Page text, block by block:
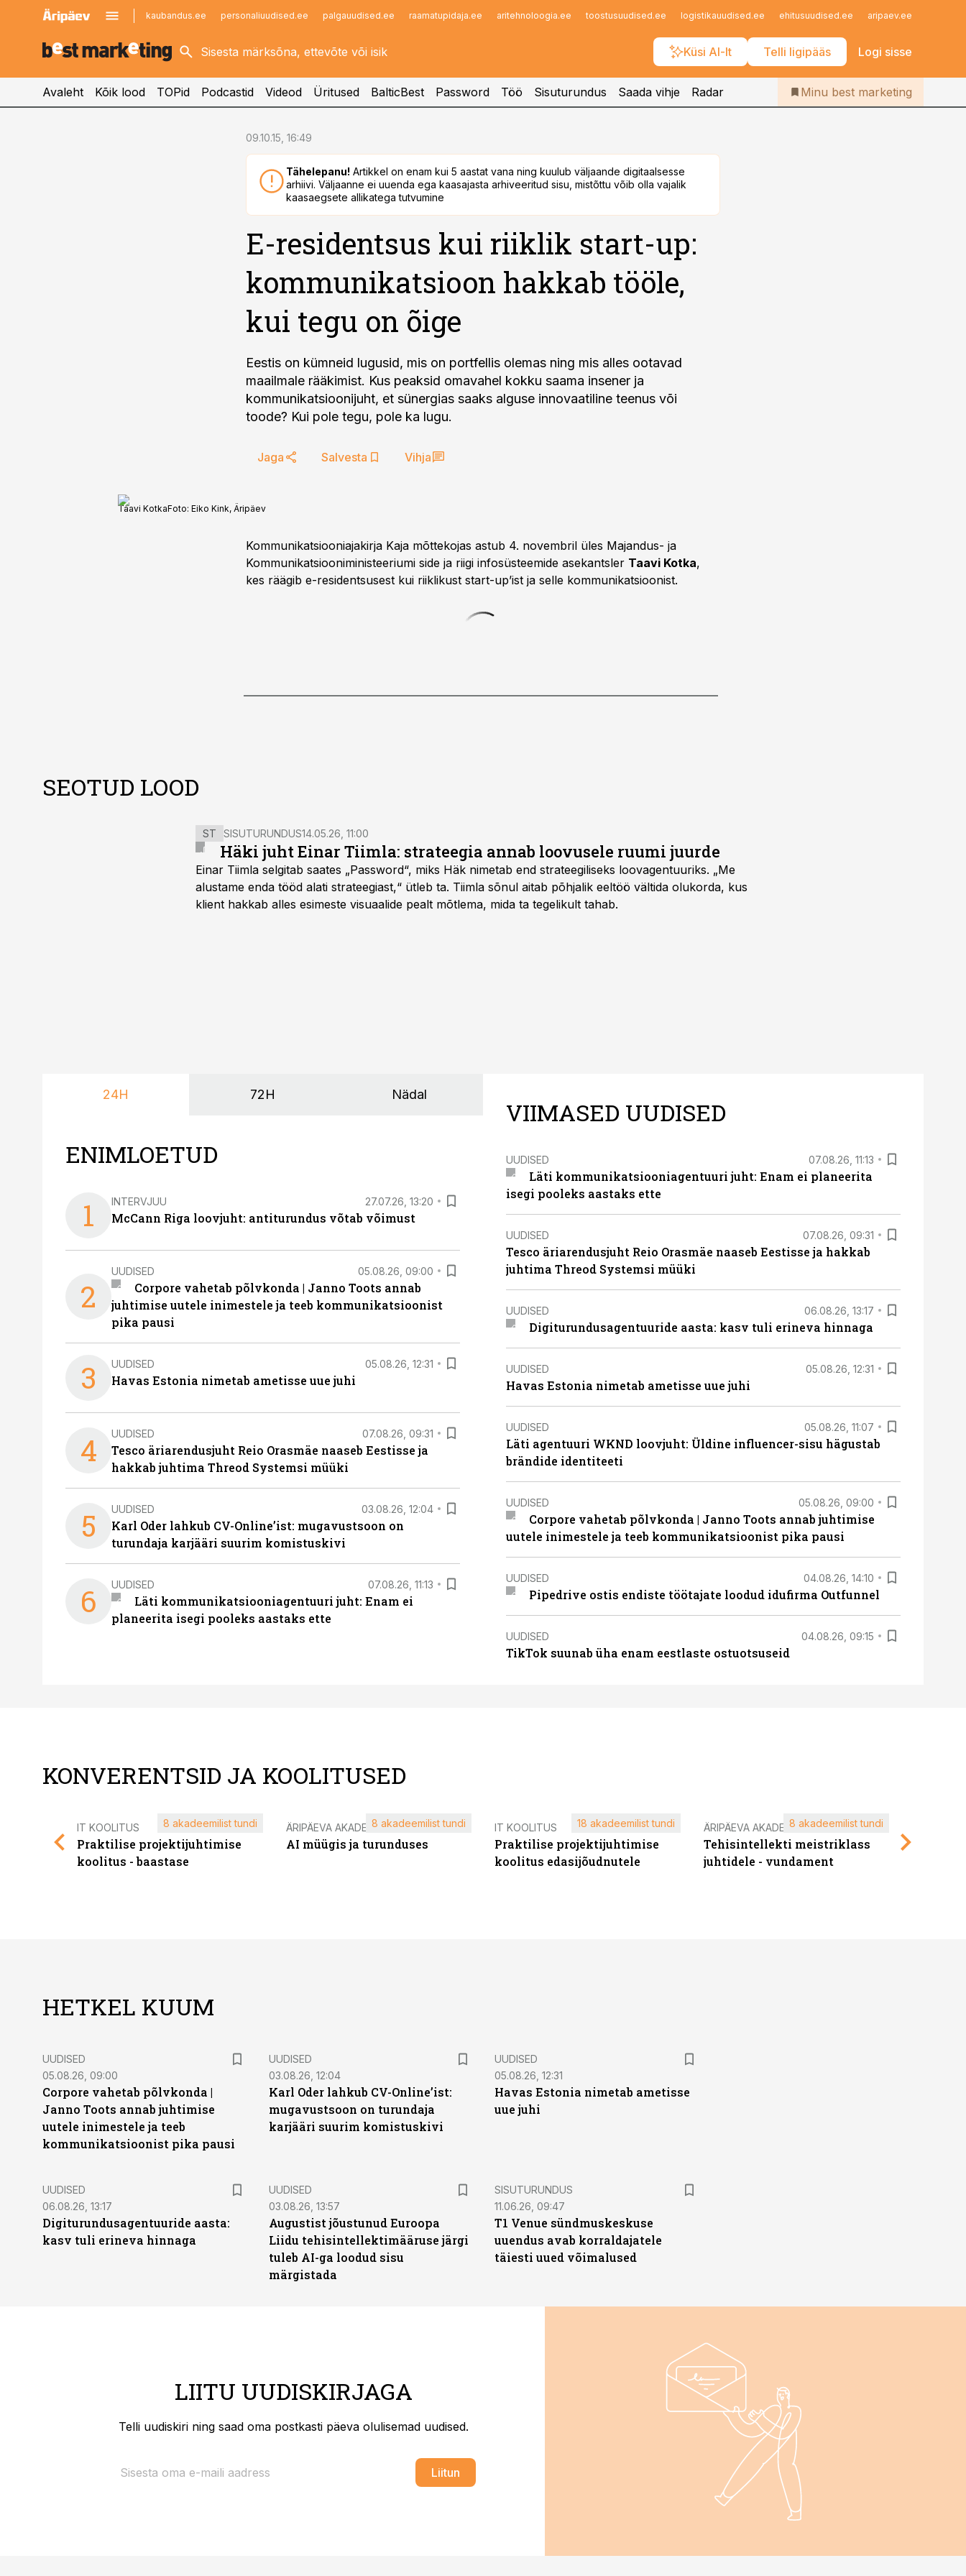
kaubandus.ee personaliuudised.ee palgauudised.ee raamatupidaja.ee aritehnoloogia.ee toostusuudised.ee logistikauudised.ee ehitusuudised.ee aripaev.ee
Küsi AI-lt Telli ligipääs Logi sisse
kinnisvarauudised.ee
logistikauudised.ee
imelineajalugu.ee
Infopank
Iseteenindus
Telli Bestmarketing
Avaleht Kõik lood TOPid Podcastid Videod Üritused BalticBest Password Töö Sisuturundus Saada vihje Radar Minu best marketing
09.10.15, 16:49
Tähelepanu! Artikkel on enam kui 5 aastat vana ning kuulub väljaande digitaalsesse
arhiivi. Väljaanne ei uuenda ega kaasajasta arhiveeritud sisu, mistõttu võib olla vajalik
kaasaegsete allikatega tutvumine
E-residentsus kui riiklik start-up:
kommunikatsioon hakkab tööle,
kui tegu on õige
Eestis on kümneid lugusid, mis on portfellis olemas ning mis alles ootavad
maailmale rääkimist. Kus peaksid omavahel kokku saama insener ja
kommunikatsioonijuht, et sünergias saaks alguse innovaatiline teenus või
toode? Kui pole tegu, pole ka lugu.
Jaga Salvesta Vihja
Taavi KotkaFoto: Eiko Kink, Äripäev
Kommunikatsiooniajakirja Kaja mõttekojas astub 4. novembril üles Majandus- ja
Kommunikatsiooniministeeriumi side ja riigi infosüsteemide asekantsler Taavi Kotka,
kes räägib e-residentsusest kui riiklikust start-up’ist ja selle kommunikatsioonist.
SEOTUD LOOD
ST SISUTURUNDUS14.05.26, 11:00
Häki juht Einar Tiimla: strateegia annab loovusele ruumi juurde
Einar Tiimla selgitab saates „Password“, miks Häk nimetab end strateegiliseks loovagentuuriks. „Me
alustame enda tööd alati strateegiast,“ ütleb ta. Tiimla sõnul aitab põhjalik eeltöö vältida olukorda, kus
klient hakkab alles esimeste visuaalide pealt mõtlema, mida ta tegelikult tahab.
24H 72H Nädal
ENIMLOETUD
1 INTERVJUU 27.07.26, 13:20
McCann Riga loovjuht: antiturundus võtab võimust
2
UUDISED 05.08.26, 09:00
Corpore vahetab põlvkonda | Janno Toots annab
juhtimise uutele inimestele ja teeb kommunikatsioonist
pika pausi
3 UUDISED 05.08.26, 12:31
Havas Estonia nimetab ametisse uue juhi
4 UUDISED 07.08.26, 09:31
Tesco äriarendusjuht Reio Orasmäe naaseb Eestisse ja
hakkab juhtima Threod Systemsi müüki
5 UUDISED 03.08.26, 12:04
Karl Oder lahkub CV-Online’ist: mugavustsoon on
turundaja karjääri suurim komistuskivi
6 UUDISED 07.08.26, 11:13
Läti kommunikatsiooniagentuuri juht: Enam ei
planeerita isegi pooleks aastaks ette
VIIMASED UUDISED
UUDISED 07.08.26, 11:13
Läti kommunikatsiooniagentuuri juht: Enam ei planeerita
isegi pooleks aastaks ette
UUDISED 07.08.26, 09:31
Tesco äriarendusjuht Reio Orasmäe naaseb Eestisse ja hakkab
juhtima Threod Systemsi müüki
UUDISED 06.08.26, 13:17
Digiturundusagentuuride aasta: kasv tuli erineva hinnaga
UUDISED 05.08.26, 12:31
Havas Estonia nimetab ametisse uue juhi
UUDISED 05.08.26, 11:07
Läti agentuuri WKND loovjuht: Üldine influencer-sisu hägustab
brändide identiteeti
UUDISED 05.08.26, 09:00
Corpore vahetab põlvkonda | Janno Toots annab juhtimise
uutele inimestele ja teeb kommunikatsioonist pika pausi
UUDISED 04.08.26, 14:10
Pipedrive ostis endiste töötajate loodud idufirma Outfunnel
UUDISED 04.08.26, 09:15
TikTok suunab üha enam eestlaste ostuotsuseid
KONVERENTSID JA KOOLITUSED
IT KOOLITUS
Praktilise projektijuhtimise
koolitus - baastase
8 akadeemilist tundi ÄRIPÄEVA AKADEEMIA
AI müügis ja turunduses
8 akadeemilist tundi IT KOOLITUS
Praktilise projektijuhtimise
koolitus edasijõudnutele
18 akadeemilist tundi ÄRIPÄEVA AKADEEMIA
Tehisintellekti meistriklass
juhtidele - vundament
8 akadeemilist tundi
HETKEL KUUM
UUDISED
05.08.26, 09:00
Corpore vahetab põlvkonda |
Janno Toots annab juhtimise
uutele inimestele ja teeb
kommunikatsioonist pika pausi
UUDISED
03.08.26, 12:04
Karl Oder lahkub CV-Online’ist:
mugavustsoon on turundaja
karjääri suurim komistuskivi
UUDISED
05.08.26, 12:31
Havas Estonia nimetab ametisse
uue juhi
UUDISED
06.08.26, 13:17
Digiturundusagentuuride aasta:
kasv tuli erineva hinnaga
UUDISED
03.08.26, 13:57
Augustist jõustunud Euroopa
Liidu tehisintellektimääruse järgi
tuleb AI-ga loodud sisu
märgistada
ST
SISUTURUNDUS
11.06.26, 09:47
T1 Venue sündmuskeskuse
uuendus avab korraldajatele
täiesti uued võimalused
LIITU UUDISKIRJAGA
Telli uudiskiri ning saad oma postkasti päeva olulisemad uudised.
Liitun